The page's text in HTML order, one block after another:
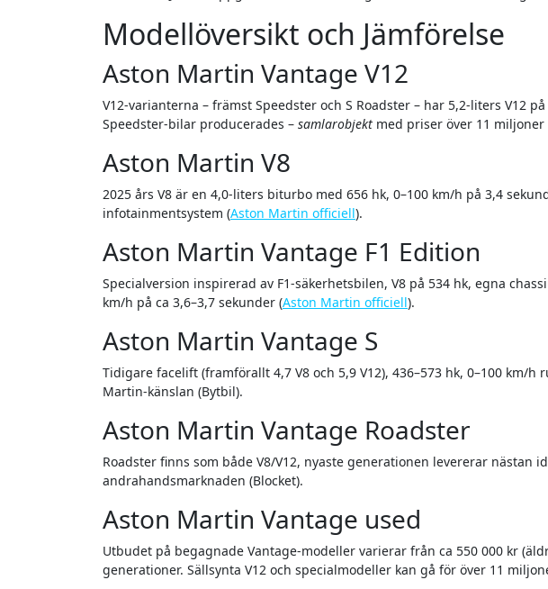
Modellöversikt och Jämförelse
Aston Martin Vantage V12
V12-varianterna – främst Speedster och S Roadster – har 5,2-liters V12
Speedster-bilar producerades – samlarobjekt med priser över 11 miljoner
Aston Martin V8
2025 års V8 är en 4,0-liters biturbo med 656 hk, 0–100 km/h på 3,4
infotainmentsystem (Aston Martin officiell).
Aston Martin Vantage F1 Edition
Specialversion inspirerad av F1-säkerhetsbilen, V8 på 534 hk, egna
km/h på ca 3,6–3,7 sekunder (Aston Martin officiell).
Aston Martin Vantage S
Tidigare facelift (framförallt 4,7 V8 och 5,9 V12), 436–573 hk, 0–100 km/h
Martin-känslan (Bytbil).
Aston Martin Vantage Roadster
Roadster finns som både V8/V12, nyaste generationen levererar nästan
andrahandsmarknaden (Blocket).
Aston Martin Vantage used
Utbudet på begagnade Vantage-modeller varierar från ca 550 000 kr
generationer. Sällsynta V12 och specialmodeller kan gå för över 11